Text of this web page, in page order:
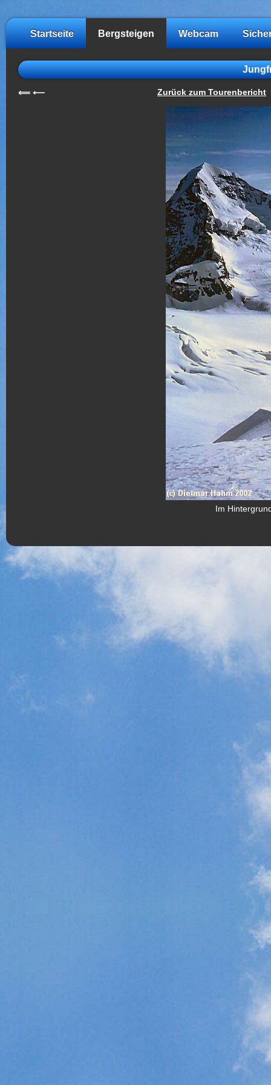
Startseite Bergsteigen Webcam
⟸ ⟵ Zurück zum Tourenbericht
Im